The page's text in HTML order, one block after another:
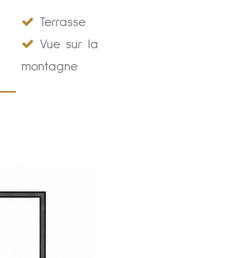
Terrasse
Vue sur la
montagne